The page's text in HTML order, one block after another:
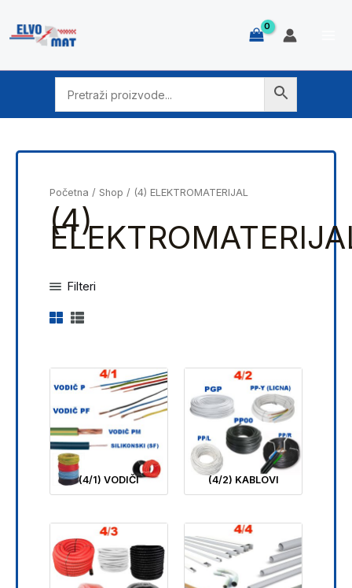
content
Početna / Shop / (4) ELEKTROMATERIJAL
(4)
Filteri
(4/1) VODIČI (4/2) KABLOVI